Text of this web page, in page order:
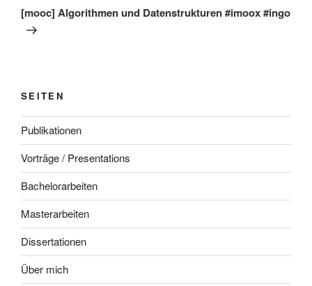
Beitrag
[mooc] Algorithmen und Datenstrukturen #imoox #ingo
SEITEN
Publikationen
Vorträge / Presentations
Bachelorarbeiten
Masterarbeiten
Dissertationen
Über mich